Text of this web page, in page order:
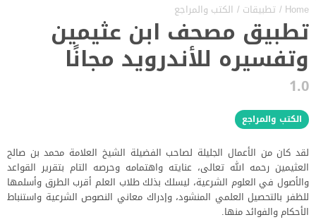
Home
/ تطبيقات / الكتب والمراجع
تطبيق مصحف ابن عثيمين
وتفسيره للأندرويد مجانًا
1.0
الكتب والمراجع
لقد كان من الأعمال الجليلة لصاحب الفضيلة الشيخ العلامة محمد بن صالح
العثيمين رحمه الله تعالى، عنايته واهتمامه وحرصه التام بتقرير القواعد
والأصول في العلوم الشرعية، ليسلك بذلك طلاب العلم أقرب الطرق وأسلمها
للظفر بالتحصيل العلمي المنشود، وإدراك معاني النصوص الشرعية واستنباط
الأحكام والفوائد منها.